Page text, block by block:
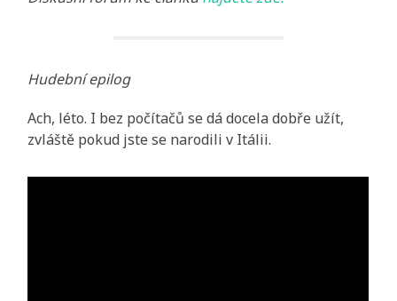
Hudební epilog
Ach, léto. I bez počítačů se dá docela dobře užít,
zvláště pokud jste se narodili v Itálii.